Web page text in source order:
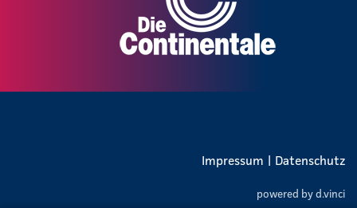
Impressum | Datenschutz
powered byd.vinci